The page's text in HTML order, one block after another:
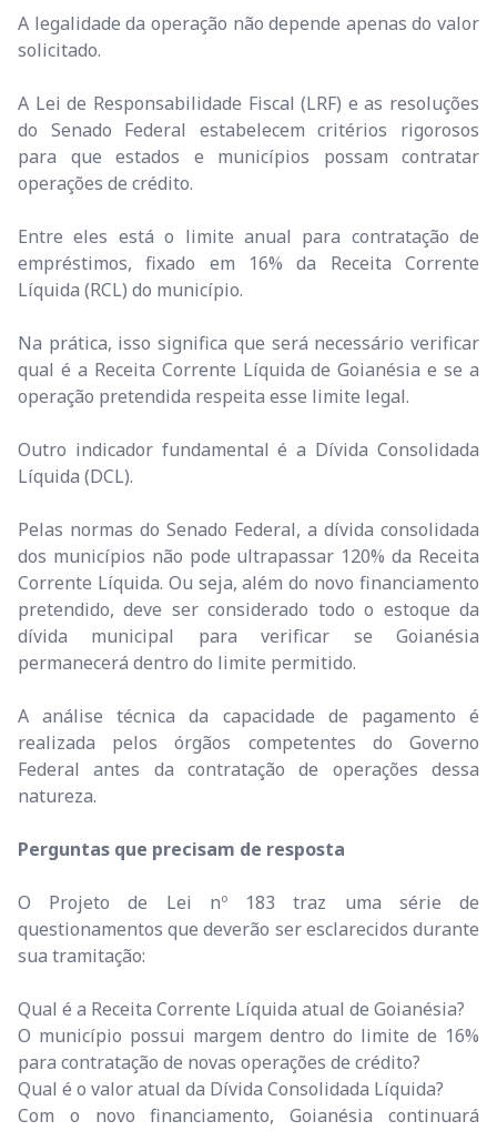
A legalidade da operação não depende apenas do valor
solicitado.
A Lei de Responsabilidade Fiscal (LRF) e as resoluções
do Senado Federal estabelecem critérios rigorosos
para que estados e municípios possam contratar
operações de crédito.
Entre eles está o limite anual para contratação de
empréstimos, fixado em 16% da Receita Corrente
Líquida (RCL) do município.
Na prática, isso significa que será necessário verificar
qual é a Receita Corrente Líquida de Goianésia e se a
operação pretendida respeita esse limite legal.
Outro indicador fundamental é a Dívida Consolidada
Líquida (DCL).
Pelas normas do Senado Federal, a dívida consolidada
dos municípios não pode ultrapassar 120% da Receita
Corrente Líquida. Ou seja, além do novo financiamento
pretendido, deve ser considerado todo o estoque da
dívida municipal para verificar se Goianésia
permanecerá dentro do limite permitido.
A análise técnica da capacidade de pagamento é
realizada pelos órgãos competentes do Governo
Federal antes da contratação de operações dessa
natureza.
Perguntas que precisam de resposta
O Projeto de Lei nº 183 traz uma série de
questionamentos que deverão ser esclarecidos durante
sua tramitação:
Qual é a Receita Corrente Líquida atual de Goianésia?
O município possui margem dentro do limite de 16%
para contratação de novas operações de crédito?
Qual é o valor atual da Dívida Consolidada Líquida?
Com o novo financiamento, Goianésia continuará